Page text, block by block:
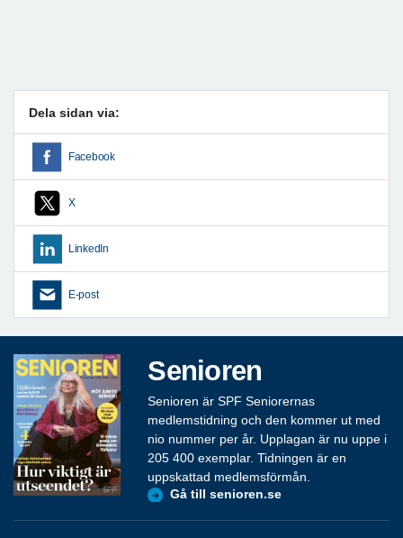
Dela sidan via:
Facebook
X
LinkedIn
E-post
Senioren
Senioren är SPF Seniorernas
medlemstidning och den kommer ut med
nio nummer per år. Upplagan är nu uppe i
205 400 exemplar. Tidningen är en
uppskattad medlemsförmån.
Gå till senioren.se